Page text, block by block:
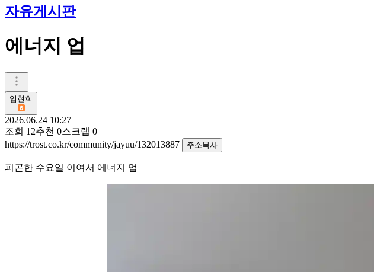
자유게시판
에너지 업
임현희
2026.06.24 10:27
조회 12추천 0스크랩 0
https://trost.co.kr/community/jayuu/132013887
주소복사
피곤한 수요일 이여서 에너지 업